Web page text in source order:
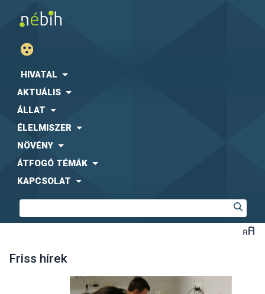
HIVATAL
AKTUÁLIS
ÁLLAT
ÉLELMISZER
NÖVÉNY
ÁTFOGÓ TÉMÁK
KAPCSOLAT
Friss hírek